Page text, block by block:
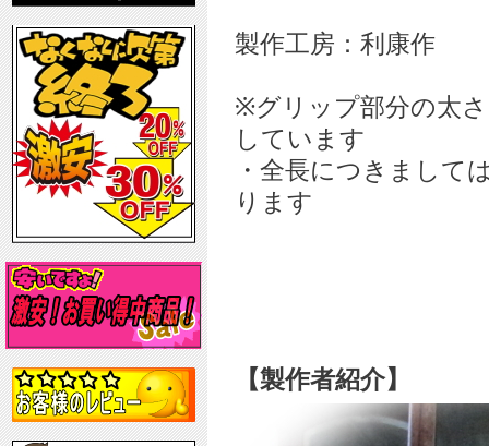
製作工房：利康作
※グリップ部分の太
しています
・全長につきまして
ります
【製作者紹介】